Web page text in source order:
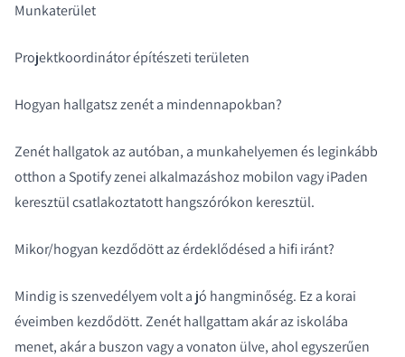
Munkaterület
Projektkoordinátor építészeti területen
Hogyan hallgatsz zenét a mindennapokban?
Zenét hallgatok az autóban, a munkahelyemen és leginkább
otthon a Spotify zenei alkalmazáshoz mobilon vagy iPaden
keresztül csatlakoztatott hangszórókon keresztül.
Mikor/hogyan kezdődött az érdeklődésed a hifi iránt?
Mindig is szenvedélyem volt a jó hangminőség. Ez a korai
éveimben kezdődött. Zenét hallgattam akár az iskolába
menet, akár a buszon vagy a vonaton ülve, ahol egyszerűen